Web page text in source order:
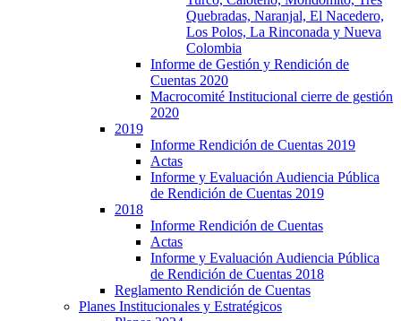
Quebradas, Naranjal, El Nacedero,
Los Polos, La Rinconada y Nueva
Colombia
Informe de Gestión y Rendición de
Cuentas 2020
Macrocomité Institucional cierre de gestión
2020
2019
Informe Rendición de Cuentas 2019
Actas
Informe y Evaluación Audiencia Pública
de Rendición de Cuentas 2019
2018
Informe Rendición de Cuentas
Actas
Informe y Evaluación Audiencia Pública
de Rendición de Cuentas 2018
Reglamento Rendición de Cuentas
Planes Institucionales y Estratégicos